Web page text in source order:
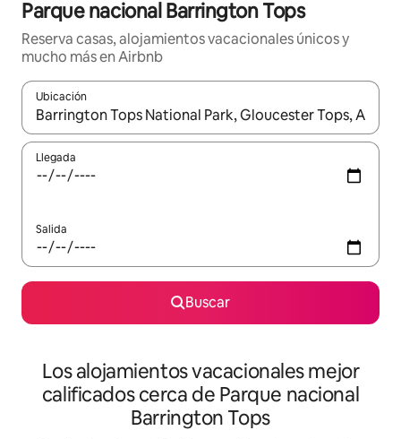
Parque nacional Barrington Tops
Reserva casas, alojamientos vacacionales únicos y
mucho más en Airbnb
Ubicación
Cuando los resultados estén disponibles, podrás navegar
Llegada
Salida
Buscar
Los alojamientos vacacionales mejor
calificados cerca de Parque nacional
Barrington Tops